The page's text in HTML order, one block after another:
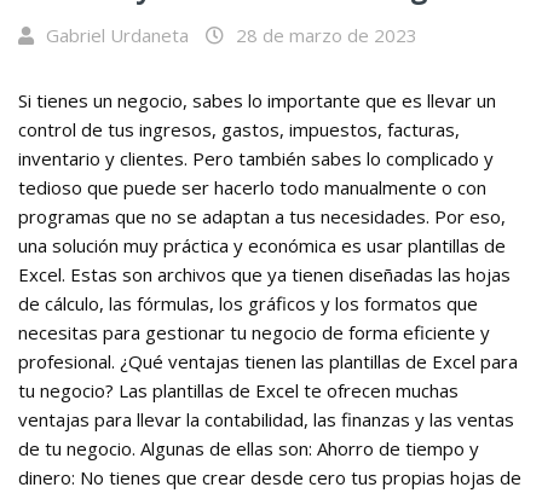
Gabriel Urdaneta 28 de marzo de 2023
Si tienes un negocio, sabes lo importante que es llevar un
control de tus ingresos, gastos, impuestos, facturas,
inventario y clientes. Pero también sabes lo complicado y
tedioso que puede ser hacerlo todo manualmente o con
programas que no se adaptan a tus necesidades. Por eso,
una solución muy práctica y económica es usar plantillas de
Excel. Estas son archivos que ya tienen diseñadas las hojas
de cálculo, las fórmulas, los gráficos y los formatos que
necesitas para gestionar tu negocio de forma eficiente y
profesional. ¿Qué ventajas tienen las plantillas de Excel para
tu negocio? Las plantillas de Excel te ofrecen muchas
ventajas para llevar la contabilidad, las finanzas y las ventas
de tu negocio. Algunas de ellas son: Ahorro de tiempo y
dinero: No tienes que crear desde cero tus propias hojas de